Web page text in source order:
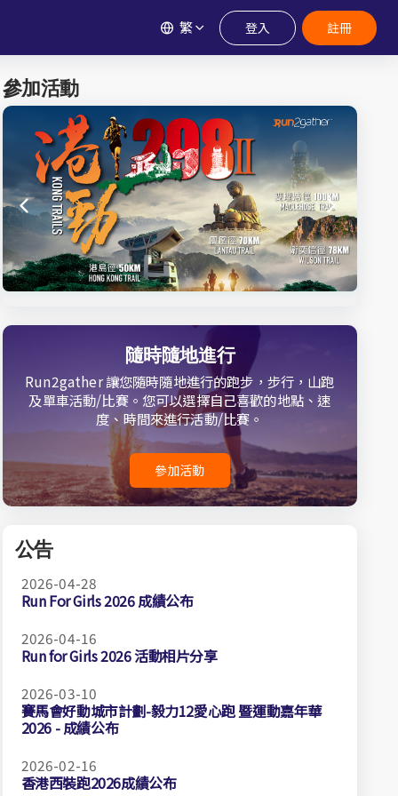
繁 登入 註冊
參加活動
隨時隨地進行
Run2gather 讓您隨時隨地進行的跑步，步行，山跑
及單車活動/比賽。您可以選擇自己喜歡的地點、速
度、時間來進行活動/比賽。
參加活動
公告
2026-04-28
Run For Girls 2026 成績公布
2026-04-16
Run for Girls 2026 活動相片分享
2026-03-10
賽馬會好動城市計劃-毅力12愛心跑 暨運動嘉年華
2026 - 成績公布
2026-02-16
香港西裝跑2026成績公布